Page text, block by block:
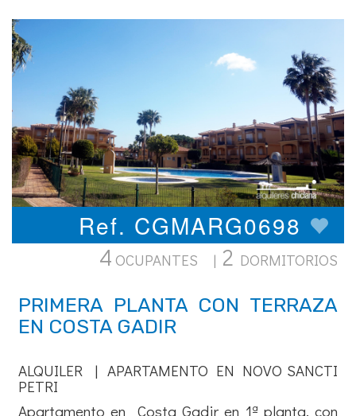
Ref. CGMARG0698
4 OCUPANTES | 2 DORMITORIOS
PRIMERA PLANTA CON TERRAZA
EN COSTA GADIR
ALQUILER | APARTAMENTO EN NOVO SANCTI
PETRI
Apartamento en Costa Gadir en 1ª planta, con